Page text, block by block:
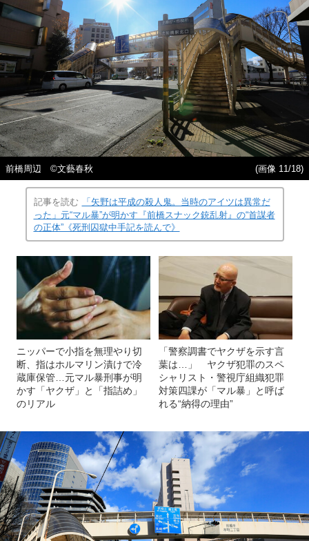
前橋周辺 ©️文藝春秋 (画像 11/18)
記事を読む
「矢野は平成の殺人鬼。当時のアイツは異常だ
った」元“マル暴”が明かす『前橋スナック銃乱射』の“首謀者
の正体”《死刑囚獄中手記を読んで》
ニッパーで小指を無理やり切
断、指はホルマリン漬けで冷
蔵庫保管…元マル暴刑事が明
かす「ヤクザ」と「指詰め」
のリアル
「警察調書でヤクザを示す言
葉は…」 ヤクザ犯罪のスペ
シャリスト・警視庁組織犯罪
対策四課が「マル暴」と呼ば
れる“納得の理由”